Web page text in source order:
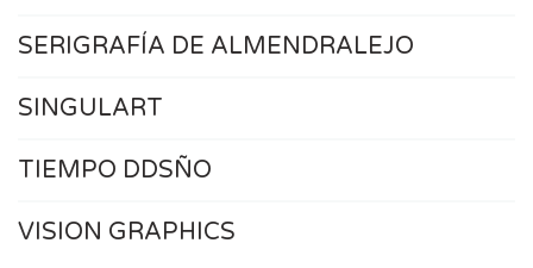
SERIGRAFÍA DE ALMENDRALEJO
SINGULART
TIEMPO DDSÑO
VISION GRAPHICS